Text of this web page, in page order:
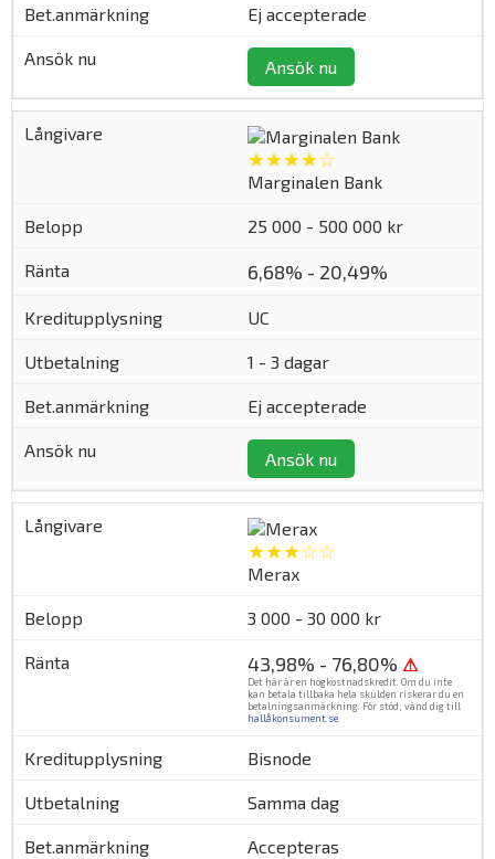
Ej accepterade
Ansök nu
★★★★☆
Marginalen Bank
25 000 - 500 000 kr
6,68% - 20,49%
UC
1 - 3 dagar
Ej accepterade
Ansök nu
★★★☆☆
Merax
3 000 - 30 000 kr
43,98% - 76,80% ⚠
Det här är en högkostnadskredit. Om du inte
kan betala tillbaka hela skulden riskerar du en
betalningsanmärkning. För stöd, vänd dig till
hallåkonsument.se
Bisnode
Samma dag
Accepteras